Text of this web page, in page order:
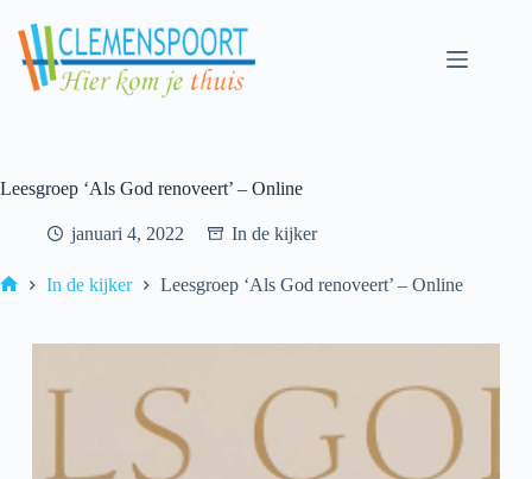
content
Leesgroep ‘Als God renoveert’ – Online
januari 4, 2022 In de kijker
In de kijker Leesgroep ‘Als God renoveert’ – Online